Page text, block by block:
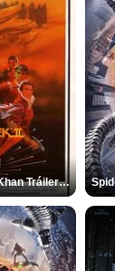
Star Trek II: la ira de Khan Tráiler VO